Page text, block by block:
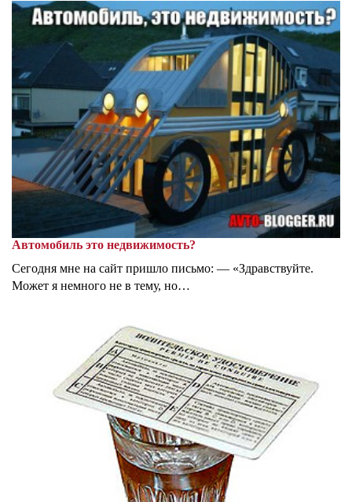
Автомобиль это недвижимость?
Сегодня мне на сайт пришло письмо: — «Здравствуйте.
Может я немного не в тему, но…